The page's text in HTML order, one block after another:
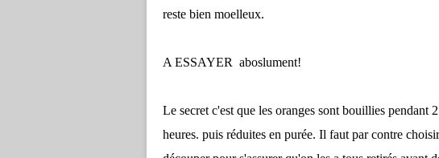
reste bien moelleux.
A ESSAYER aboslument!
Le secret c'est que les oranges sont bouillies pendant
heures. puis réduites en purée. Il faut par contre